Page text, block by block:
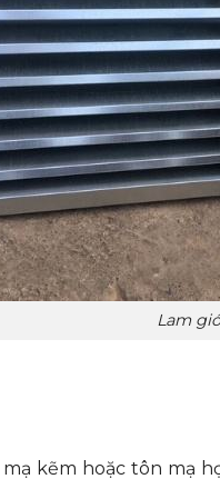
Lam
kẽm hoặc tôn mạ